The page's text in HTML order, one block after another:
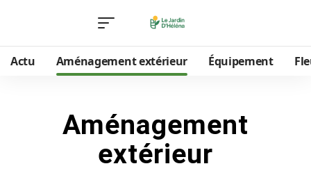
Actu Aménagement extérieur Équipement
Aménagement
extérieur